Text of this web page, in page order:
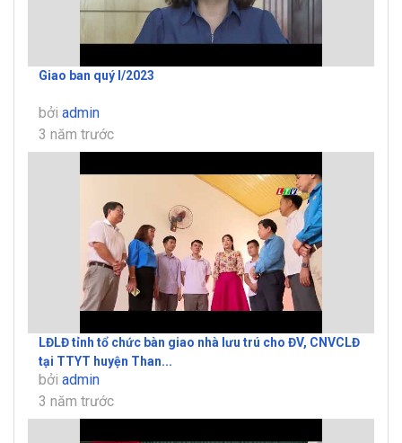
Giao ban quý I/2023
bởi admin
3 năm trước
LĐLĐ tỉnh tổ chức bàn giao nhà lưu trú cho ĐV, CNVCLĐ
tại TTYT huyện Than...
bởi admin
3 năm trước